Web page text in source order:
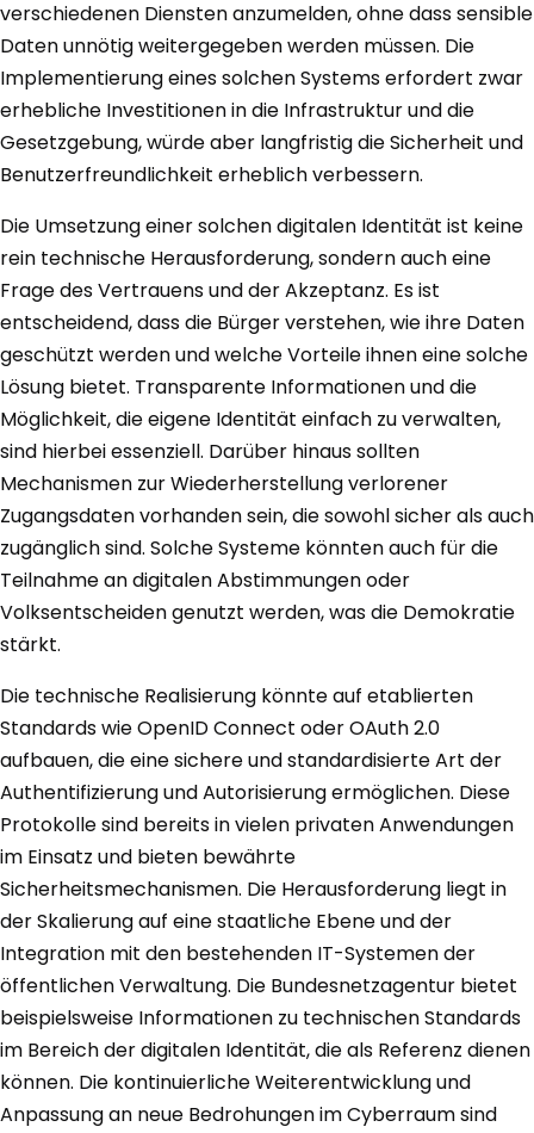
verschiedenen Diensten anzumelden, ohne dass sensible
Daten unnötig weitergegeben werden müssen. Die
Implementierung eines solchen Systems erfordert zwar
erhebliche Investitionen in die Infrastruktur und die
Gesetzgebung, würde aber langfristig die Sicherheit und
Benutzerfreundlichkeit erheblich verbessern.
Die Umsetzung einer solchen digitalen Identität ist keine
rein technische Herausforderung, sondern auch eine
Frage des Vertrauens und der Akzeptanz. Es ist
entscheidend, dass die Bürger verstehen, wie ihre Daten
geschützt werden und welche Vorteile ihnen eine solche
Lösung bietet. Transparente Informationen und die
Möglichkeit, die eigene Identität einfach zu verwalten,
sind hierbei essenziell. Darüber hinaus sollten
Mechanismen zur Wiederherstellung verlorener
Zugangsdaten vorhanden sein, die sowohl sicher als auch
zugänglich sind. Solche Systeme könnten auch für die
Teilnahme an digitalen Abstimmungen oder
Volksentscheiden genutzt werden, was die Demokratie
stärkt.
Die technische Realisierung könnte auf etablierten
Standards wie OpenID Connect oder OAuth 2.0
aufbauen, die eine sichere und standardisierte Art der
Authentifizierung und Autorisierung ermöglichen. Diese
Protokolle sind bereits in vielen privaten Anwendungen
im Einsatz und bieten bewährte
Sicherheitsmechanismen. Die Herausforderung liegt in
der Skalierung auf eine staatliche Ebene und der
Integration mit den bestehenden IT-Systemen der
öffentlichen Verwaltung. Die Bundesnetzagentur bietet
beispielsweise Informationen zu technischen Standards
im Bereich der digitalen Identität, die als Referenz dienen
können. Die kontinuierliche Weiterentwicklung und
Anpassung an neue Bedrohungen im Cyberraum sind